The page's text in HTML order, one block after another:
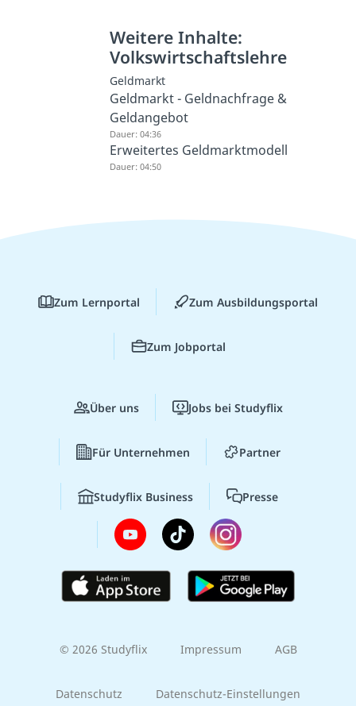
Weitere Inhalte:
Volkswirtschaftslehre
Geldmarkt
Geldmarkt - Geldnachfrage &
Geldangebot
Dauer: 04:36
Erweitertes Geldmarktmodell
Dauer: 04:50
Zum Lernportal Zum Ausbildungsportal
Zum Jobportal
Über uns Jobs bei Studyflix
Für Unternehmen Partner
Studyflix Business Presse
© 2026 Studyflix Impressum AGB
Datenschutz Datenschutz-Einstellungen